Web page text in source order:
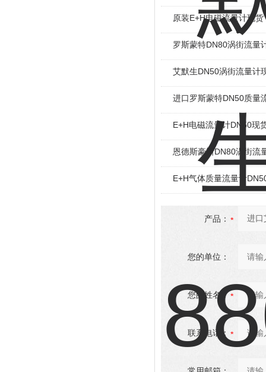
原装E+H电磁流量计现货
罗斯蒙特DN80涡街流量
艾默生DN50涡街流量计
进口罗斯蒙特DN50质量
E+H电磁流量计DN50现
恩德斯豪斯DN80涡街流
E+H气体质量流量计
产品：
您的单位：
您的姓名：
联系电话：